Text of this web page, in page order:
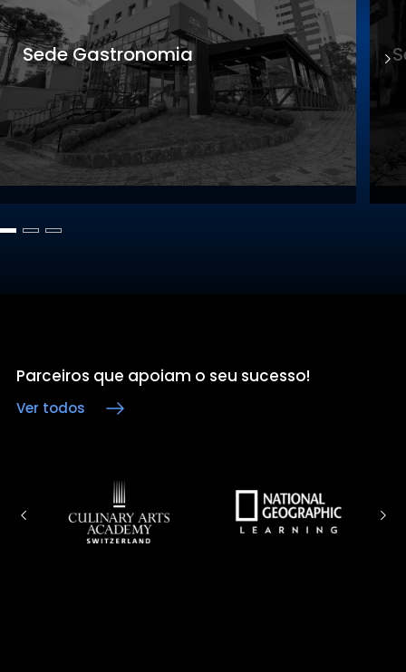
Sede Gastronomia
Parceiros que apoiam o seu sucesso!
Ver todos